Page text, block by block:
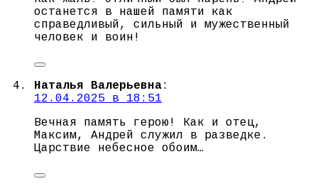
останется в нашей памяти как
справедливый, сильный и мужественный
человек и воин!
Наталья Валерьевна:
12.04.2025 в 18:51
Вечная память герою! Как и отец,
Максим, Андрей служил в разведке.
Царствие небесное обоим…